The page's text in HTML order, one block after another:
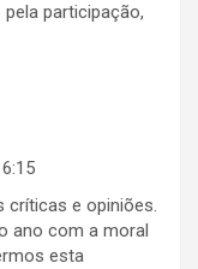
participação,
críticas e opiniões.
ano com a moral
esta